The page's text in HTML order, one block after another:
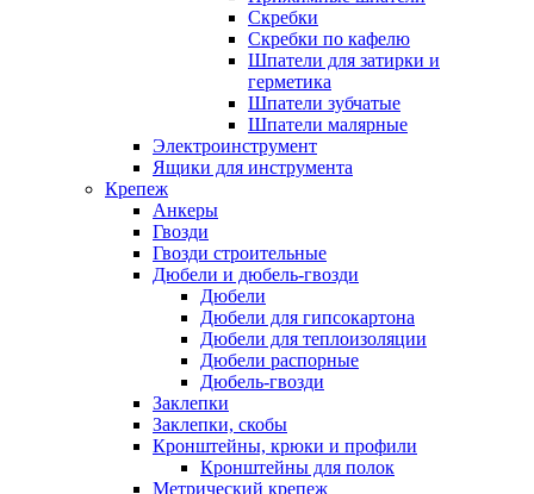
Скребки
Скребки по кафелю
Шпатели для затирки и
герметика
Шпатели зубчатые
Шпатели малярные
Электроинструмент
Ящики для инструмента
Крепеж
Анкеры
Гвозди
Гвозди строительные
Дюбели и дюбель-гвозди
Дюбели
Дюбели для гипсокартона
Дюбели для теплоизоляции
Дюбели распорные
Дюбель-гвозди
Заклепки
Заклепки, скобы
Кронштейны, крюки и профили
Кронштейны для полок
Метрический крепеж